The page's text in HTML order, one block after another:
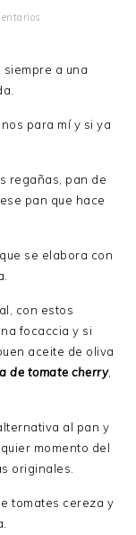
a una
para mí y si ya
regañas, pan de
pan que hace
se elabora con
con estos
focaccia y si
aceite de oliva
de tomate cherry,
al pan y
momento del
originales.
tomates cereza y